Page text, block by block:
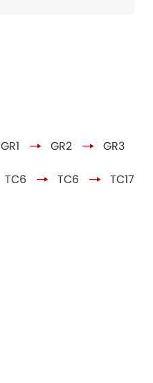
GR1 GR2 GR3
TC6 TC6 TC17